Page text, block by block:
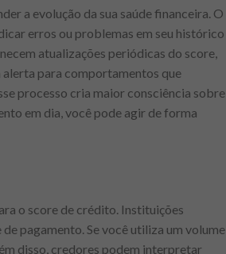
a evolução da sua saúde financeira. O
erros ou problemas em seu histórico
atualizações periódicas do score,
para comportamentos que
processo cria maior consciência sobre
em dia, você pode agir de forma
o score de crédito. Instituições
pagamento. Se você utiliza um volume
disso, credores podem interpretar